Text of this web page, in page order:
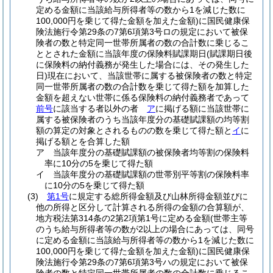
定める金額に当該給与所得者等の数から1を減じた数に
100,000円を乗じて得た金額を加えた金額)に国民健康保
険法施行令第29条の7第6項第3号ロの規定において被保
険者の数と特定同一世帯所属者の数の合計数に乗じるこ
ととされた金額に当該年度の保険料賦課期日(賦課期日後
に保険料の納付義務が発生した場合には、その発生した
日)現在において、当該世帯に属する被保険者の数と特定
同一世帯所属者の数の合計数を乗じて得た額を加算した
金額を超えない世帯に係る保険料の納付義務者であって
前号に該当する者以外の者 アに掲げる額に当該世帯に
属する被保険者のうち当該年度分の基礎賦課額の均等割
額の算定の対象とされるものの数を乗じて得た額と イに
掲げる額とを合算した額
ア
当該年度分の基礎賦課額の被保険者均等割の保険料
率に10分の5を乗じて得た額
イ
当該年度分の基礎賦課額の世帯別平等割の保険料率
に10分の5を乗じて得た額
(3)
第1号に規定する総所得金額及び山林所得金額並びに
他の所得と区分して計算される所得の金額の合算額が、
地方税法第314条の2第2項第1号に定める金額(世帯主等
のうち給与所得者等の数が2以上の場合にあっては、同号
に定める金額に当該給与所得者等の数から1を減じた数に
100,000円を乗じて得た金額を加えた金額)に国民健康保
険法施行令第29条の7第6項第3号ハの規定において被保